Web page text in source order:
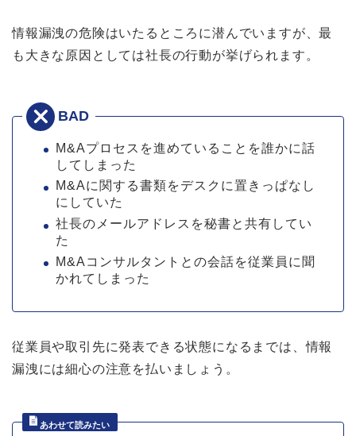
情報漏洩の危険はいたるところに潜んでいますが、最
も大きな原因としては社長の行動が挙げられます。
M&Aプロセスを進めていることを誰かに話
してしまった
M&Aに関する書類をデスクに置きっぱなし
にしていた
社長のメールアドレスを秘書と共有してい
た
M&Aコンサルタントとの会話を従業員に聞
かれてしまった
従業員や取引先に発表できる状態になるまでは、情報
漏洩には細心の注意を払いましょう。